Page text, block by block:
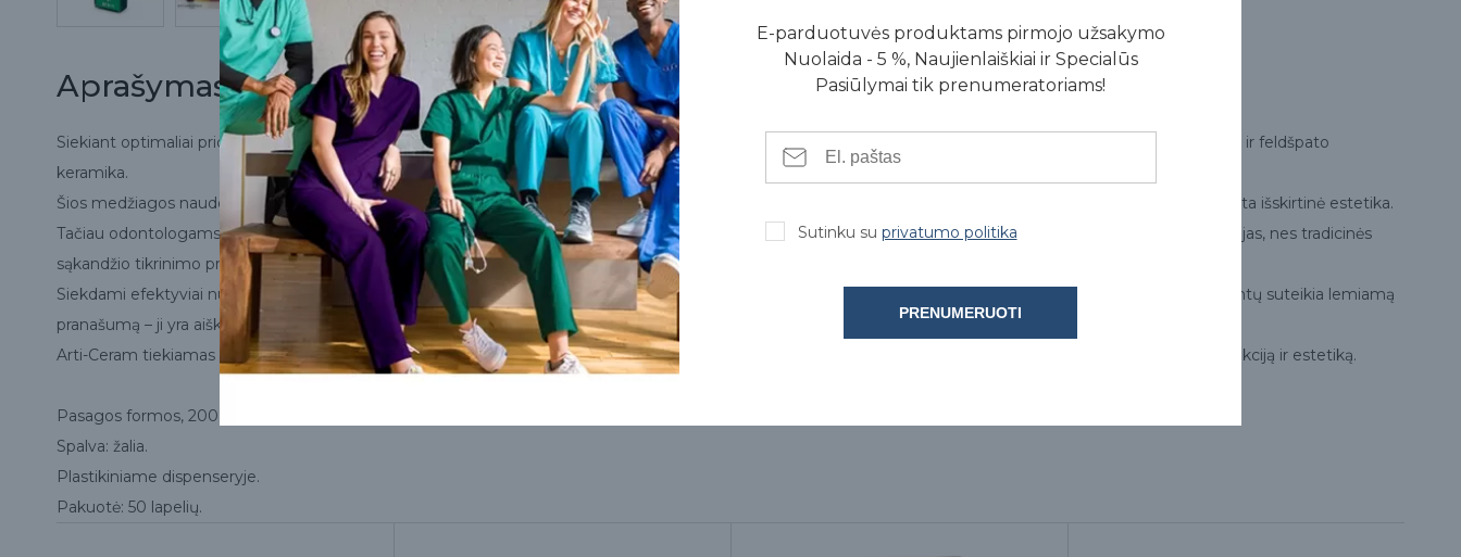
Aprašymas
Siekiant optimaliai priderinti spalvą prie natūralios danties struktūros, siūlomos įvairių rūšių keramikos medžiagos, tokios kaip stiklo keramika, cirkonio keramika ir feldšpato
keramika.
Šios medžiagos naudojamos (laikinoms) karūnėlėms, taip pat įklotams (inlay) ir užklotams (onlay) gaminti, ir gali būti itin gerai nupoliruojamos, kad būtų pasiekta išskirtinė estetika.
Tačiau odontologams kyla iššūkių koreguojant sąkandį su šiomis itin nupoliruotomis medžiagomis, kurios dažnai gaminamos naudojant CAD/CAM technologijas, nes tradicinės
sąkandžio tikrinimo priemonės dažnai nėra pakankamai veiksmingos vertinant okliuziją.
Siekdami efektyviai nustatyti priešlaikinius kontaktus, pasirinkta žalia spalva, kuri jau dešimtmečius naudojama dantų technikoje. Ši spalva dėl specialių pigmentų suteikia lemiamą
pranašumą – ji yra aiškiai matoma ir kontrastinga ant estetiškų, itin nupoliruotų keraminių paviršių.
Arti-Ceram tiekiamas dviejų storių – 200 µm ir 100 µm – juostelėmis bei pasagos formos, ir leidžia tiksliai koreguoti okliuziją, užtikrinant geriausią įmanomą funkciją ir estetiką.
Pasagos formos, 200 mikronų storio.
Spalva: žalia.
Plastikiniame dispenseryje.
Pakuotė: 50 lapelių.
E-parduotuvės produktams pirmojo užsakymo
Nuolaida - 5 %, Naujienlaiškiai ir Specialūs
Pasiūlymai tik prenumeratoriams!
Sutinku su privatumo politika
PRENUMERUOTI